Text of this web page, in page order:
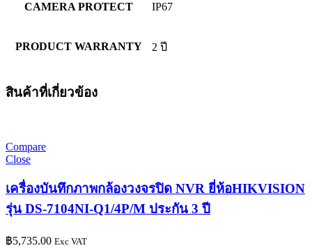
CAMERA PROTECT IP67
PRODUCT WARRANTY 2 ปี
สินค้าที่เกี่ยวข้อง
Compare
Close
เครื่องบันทึกภาพกล้องวงจรปิด NVR ยี่ห้อHIKVISION
รุ่น DS-7104NI-Q1/4P/M ประกัน 3 ปี
฿5,735.00 Exc VAT